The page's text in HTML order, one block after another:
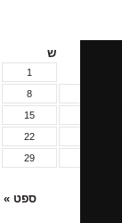
ש
1
8
15
22
29
ספט »